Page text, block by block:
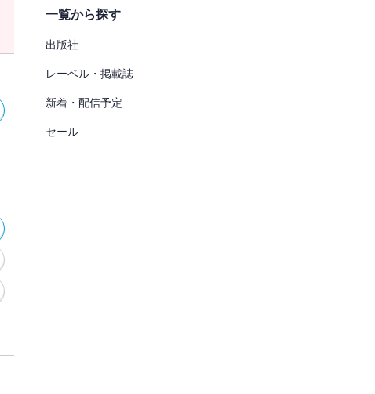
一覧から探す
出版社
レーベル・掲載誌
新着・配信予定
セール